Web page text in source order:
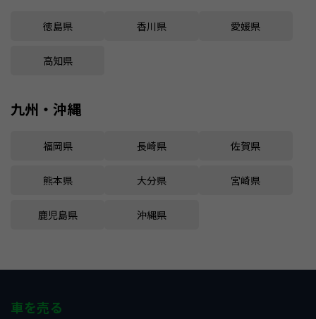
徳島県 香川県 愛媛県
高知県
九州・沖縄
福岡県 長崎県 佐賀県
熊本県 大分県 宮崎県
鹿児島県 沖縄県
車を売る